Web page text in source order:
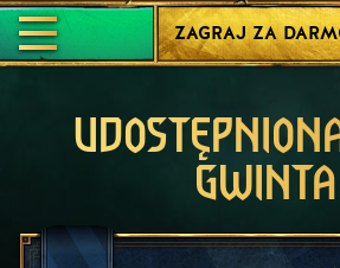
ZAGRAJ ZA
GWINTA